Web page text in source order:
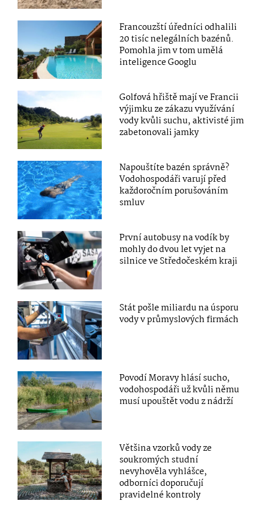
Francouzští úředníci odhalili
20 tisíc nelegálních bazénů.
Pomohla jim v tom umělá
inteligence Googlu
Golfová hřiště mají ve Francii
výjimku ze zákazu využívání
vody kvůli suchu, aktivisté jim
zabetonovali jamky
Napouštíte bazén správně?
Vodohospodáři varují před
každoročním porušováním
smluv
První autobusy na vodík by
mohly do dvou let vyjet na
silnice ve Středočeském kraji
Stát pošle miliardu na úsporu
vody v průmyslových firmách
Povodí Moravy hlásí sucho,
vodohospodáři už kvůli němu
musí upouštět vodu z nádrží
Většina vzorků vody ze
soukromých studní
nevyhověla vyhlášce,
odborníci doporučují
pravidelné kontroly